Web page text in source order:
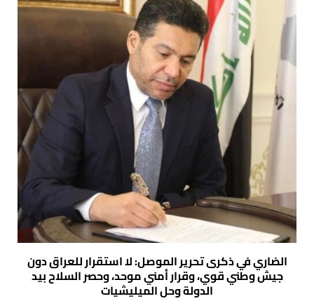
الضاري في ذكرى تحرير الموصل: لا استقرار للعراق دون
جيش وطني قوي، وقرار أمني موحد، وحصر السلاح بيد
الدولة وحل الميليشيات